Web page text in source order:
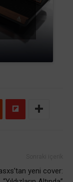
yeni cover: